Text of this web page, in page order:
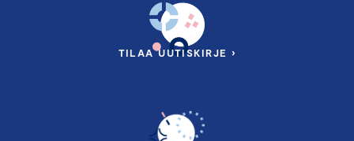
TILAA UUTISKIRJE ›